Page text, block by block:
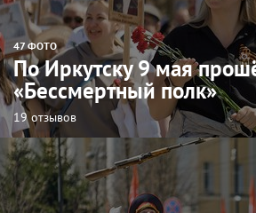
47 ФОТО
По Иркутску 9 мая
«Бессмертный полк»
19 отзывов